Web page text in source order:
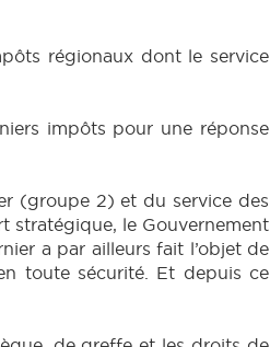
régionaux dont le service
impôts pour une réponse
(groupe 2) et du service des
stratégique, le Gouvernement
a par ailleurs fait l’objet de
toute sécurité. Et depuis ce